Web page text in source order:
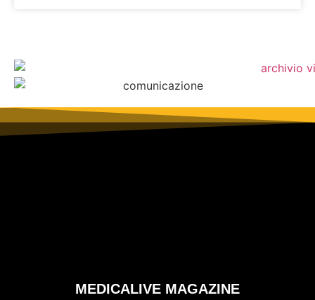
MEDICALIVE MAGAZINE